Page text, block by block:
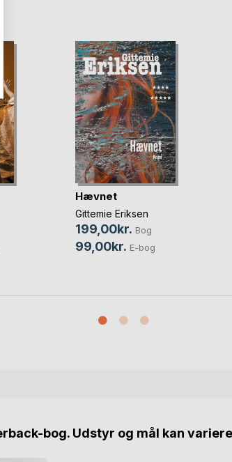
Hævnet
Gittemie Eriksen
199,00kr. Bog
99,00kr. E-bog
bog. Udstyr og mål kan